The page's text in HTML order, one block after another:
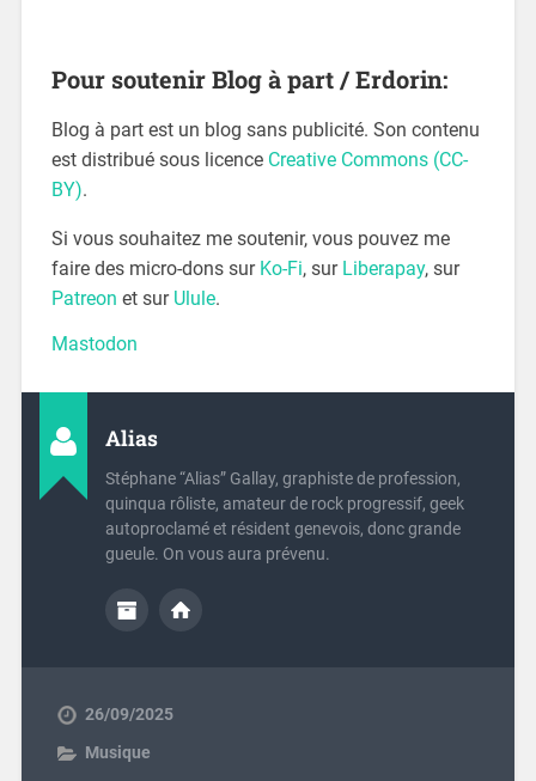
Pour soutenir Blog à part / Erdorin:
Blog à part est un blog sans publicité. Son contenu
est distribué sous licence Creative Commons (CC-
BY).
Si vous souhaitez me soutenir, vous pouvez me
faire des micro-dons sur Ko-Fi, sur Liberapay, sur
Patreon et sur Ulule.
Mastodon
Alias
Stéphane “Alias” Gallay, graphiste de profession,
quinqua rôliste, amateur de rock progressif, geek
autoproclamé et résident genevois, donc grande
gueule. On vous aura prévenu.
26/09/2025
Musique